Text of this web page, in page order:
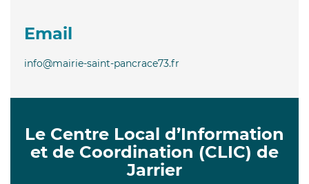
Email
info@mairie-saint-pancrace73.fr
Le Centre Local d’Information
et de Coordination (CLIC) de
Jarrier